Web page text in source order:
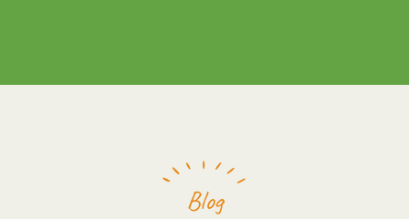
Blog